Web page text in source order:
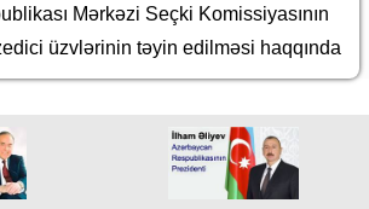
Mərkəzi Seçki Komissiyasının
üzvlərinin təyin edilməsi haqqında